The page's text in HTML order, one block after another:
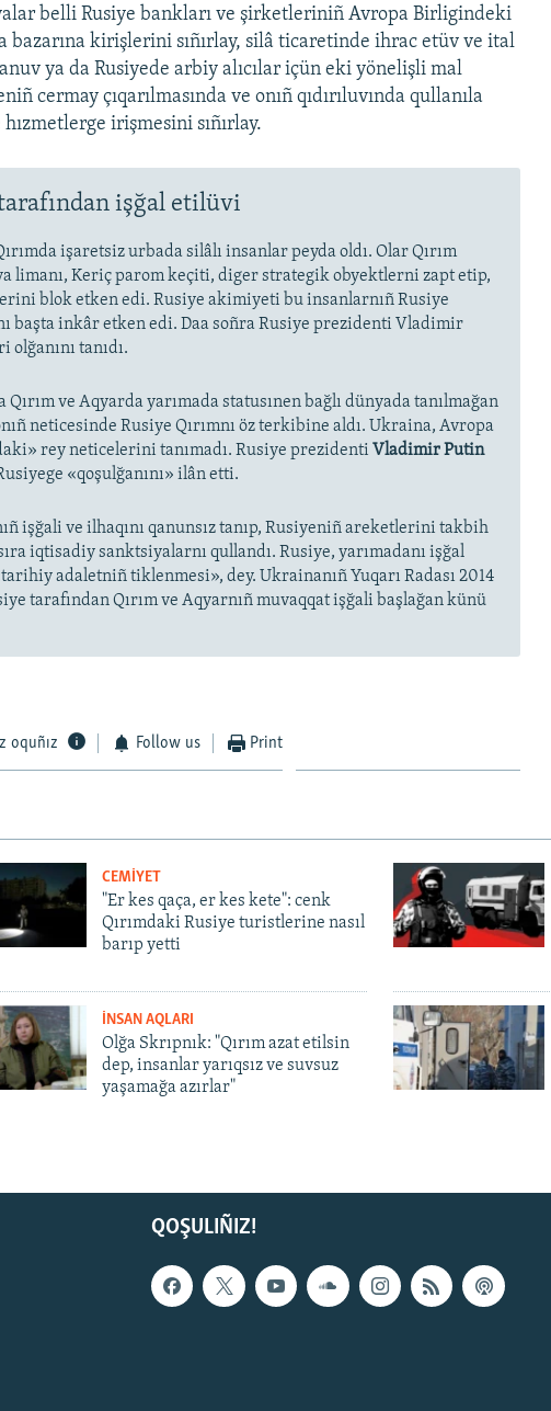
belli Rusiye bankları ve şirketleriniñ Avropa Birligindeki
kirişlerini sıñırlay, silâ ticaretinde ihrac etüv ve ital
ya da Rusiyede arbiy alıcılar içün eki yönelişli mal
cermay çıqarılmasında ve onıñ qıdırıluvında qullanıla
irişmesini sıñırlay.
tarafından işğal etilüvi
işaretsiz urbada silâlı insanlar peyda oldı. Olar Qırım
limanı, Keriç parom keçiti, diger strategik obyektlerni zapt etip,
blok etken edi. Rusiye akimiyeti bu insanlarnıñ Rusiye
başta inkâr etken edi. Daa soñra Rusiye prezidenti Vladimir
tanıdı.
Qırım ve Aqyarda yarımada statusınen bağlı dünyada tanılmağan
neticesinde Rusiye Qırımnı öz terkibine aldı. Ukraina, Avropa
rey neticelerini tanımadı. Rusiye prezidenti Vladimir Putin
«qoşulğanını» ilân etti.
işğali ve ilhaqını qanunsız tanıp, Rusiyeniñ areketlerini takbih
iqtisadiy sanktsiyalarnı qullandı. Rusiye, yarımadanı işğal
adaletniñ tiklenmesi», dey. Ukrainanıñ Yuqarı Radası 2014
tarafından Qırım ve Aqyarnıñ muvaqqat işğali başlağan künü
oquñız Follow us Print
CEMİYET
"Er kes qaça, er kes kete": cenk
Qırımdaki Rusiye turistlerine nasıl
barıp yetti
İNSAN AQLARI
Olğa Skrıpnık: "Qırım azat etilsin
dep, insanlar yarıqsız ve suvsuz
yaşamağa azırlar"
QOŞULIÑIZ!